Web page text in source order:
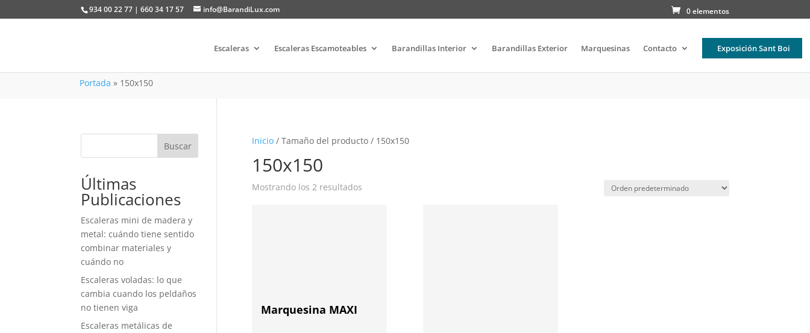
934 00 22 77 | 660 34 17 57 info@BarandiLux.com 0 elementos
Escaleras Escaleras Escamoteables Barandillas Interior Barandillas Exterior Marquesinas Contacto Exposición Sant Boi
Portada » 150x150
Inicio/ Tamaño del producto / 150x150
150x150
Mostrando los 2 resultados
Marquesina MAXI
Buscar
Últimas
Publicaciones
Escaleras mini de madera y
metal: cuándo tiene sentido
combinar materiales y
cuándo no
Escaleras voladas: lo que
cambia cuando los peldaños
no tienen viga
Escaleras metálicas de